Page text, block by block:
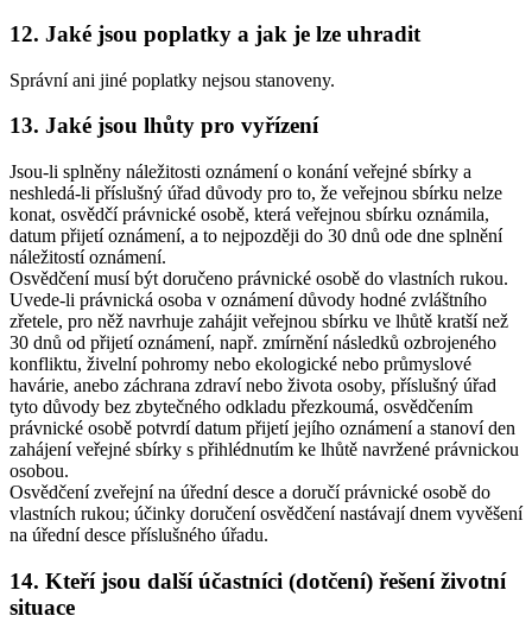
12. Jaké jsou poplatky a jak je lze uhradit
Správní ani jiné poplatky nejsou stanoveny.
13. Jaké jsou lhůty pro vyřízení
Jsou-li splněny náležitosti oznámení o konání veřejné sbírky a
neshledá-li příslušný úřad důvody pro to, že veřejnou sbírku nelze
konat, osvědčí právnické osobě, která veřejnou sbírku oznámila,
datum přijetí oznámení, a to nejpozději do 30 dnů ode dne splnění
náležitostí oznámení.
Osvědčení musí být doručeno právnické osobě do vlastních rukou.
Uvede-li právnická osoba v oznámení důvody hodné zvláštního
zřetele, pro něž navrhuje zahájit veřejnou sbírku ve lhůtě kratší než
30 dnů od přijetí oznámení, např. zmírnění následků ozbrojeného
konfliktu, živelní pohromy nebo ekologické nebo průmyslové
havárie, anebo záchrana zdraví nebo života osoby, příslušný úřad
tyto důvody bez zbytečného odkladu přezkoumá, osvědčením
právnické osobě potvrdí datum přijetí jejího oznámení a stanoví den
zahájení veřejné sbírky s přihlédnutím ke lhůtě navržené právnickou
osobou.
Osvědčení zveřejní na úřední desce a doručí právnické osobě do
vlastních rukou; účinky doručení osvědčení nastávají dnem vyvěšení
na úřední desce příslušného úřadu.
14. Kteří jsou další účastníci (dotčení) řešení životní
situace